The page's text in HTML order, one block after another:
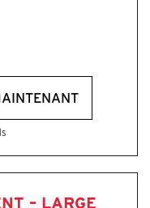
– LARGE